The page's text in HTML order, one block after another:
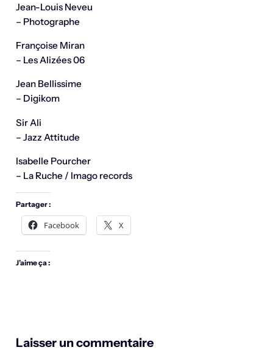
Jean-Louis Neveu
– Photographe
Françoise Miran
– Les Alizées 06
Jean Bellissime
– Digikom
Sir Ali
– Jazz Attitude
Isabelle Pourcher
– La Ruche / Imago records
Partager :
Facebook X
J’aime ça :
Laisser un commentaire